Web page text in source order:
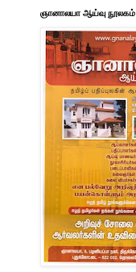
ஞானாலயா ஆய்வு நூலகம்